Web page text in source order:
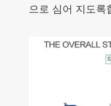
으로 심어 지도록